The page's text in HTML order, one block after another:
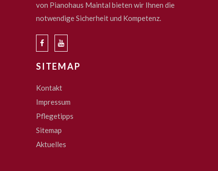
von Pianohaus Maintal bieten wir Ihnen die
notwendige Sicherheit und Kompetenz.
SITEMAP
Kontakt
Impressum
Pflegetipps
Sitemap
Aktuelles